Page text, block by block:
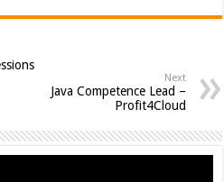
Next
Java Competence Lead –
Profit4Cloud